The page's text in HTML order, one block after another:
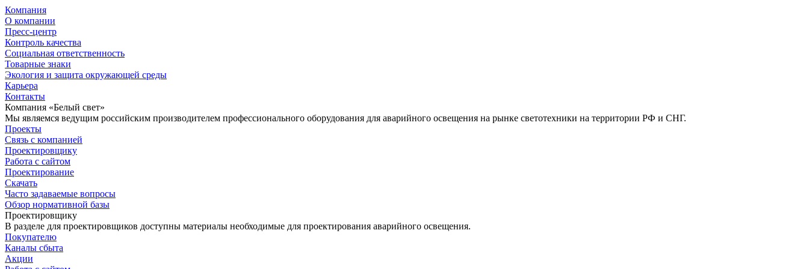
Компания
О компании
Пресс-центр
Контроль качества
Социальная ответственность
Товарные знаки
Экология и защита окружающей среды
Карьера
Контакты
Компания «Белый свет»
Мы являемся ведущим российским производителем профессионального оборудования для аварийного освещения на рынке светотехники на территории РФ и СНГ.
Проекты
Связь с компанией
Проектировщику
Работа с сайтом
Проектирование
Скачать
Часто задаваемые вопросы
Обзор нормативной базы
Проектировщику
В разделе для проектировщиков доступны материалы необходимые для проектирования аварийного освещения.
Покупателю
Каналы сбыта
Акции